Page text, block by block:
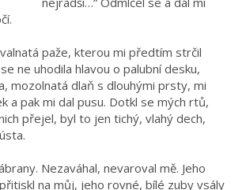
paže, kterou mi předtím strčil
ne uhodila hlavou o palubní desku,
mozolnatá dlaň s dlouhými prsty, mi
a pak mi dal pusu. Dotkl se mých rtů,
přejel, byl to jen tichý, vlahý dech,
Nezaváhal, nevaroval mě. Jeho
na můj, jeho rovné, bílé zuby vsály